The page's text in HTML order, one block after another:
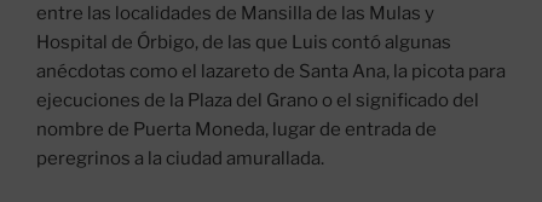
entre las localidades de Mansilla de las Mulas y
Hospital de Órbigo, de las que Luis contó algunas
anécdotas como el lazareto de Santa Ana, la picota para
ejecuciones de la Plaza del Grano o el significado del
nombre de Puerta Moneda, lugar de entrada de
peregrinos a la ciudad amurallada.